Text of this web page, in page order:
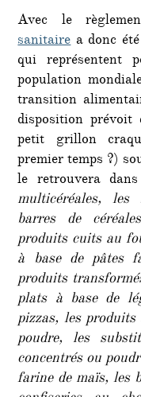
Avec le
sanitairea donc
qui représentent
population
transition
disposition prévoit
petit grillon
premier temps ?)
le retrouvera
multicéréales,
barres de
produits cuits au
à base de pâtes
produits
plats à base de
pizzas, les produits
poudre, les
concentrés ou
farine de maïs, les